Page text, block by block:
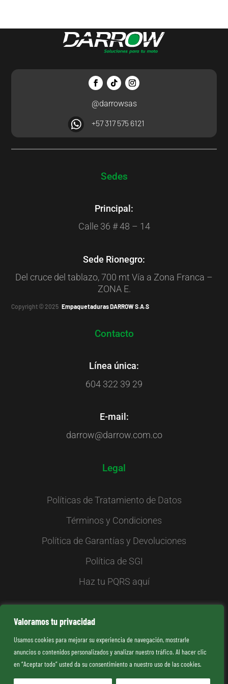
Valoramos tu privacidad
Usamos cookies para mejorar su experiencia de navegación, mostrarle
anuncios o contenidos personalizados y analizar nuestro tráfico. Al hacer clic
en “Aceptar todo” usted da su consentimiento a nuestro uso de las cookies.
@darrowsas
+57 317 575 6121
Sedes
Principal:
Calle 36 # 48 – 14
Sede Rionegro:
Del cruce del tablazo, 700 mt Vía a Zona Franca –
ZONA E.
Copyright © 2025Empaquetaduras DARROW S.A.S
Contacto
Línea única:
604 322 39 29
E-mail:
darrow@darrow.com.co
Legal
Políticas de Tratamiento de Datos
Términos y Condiciones
Política de Garantías y Devoluciones
Política de SGI
Haz tu PQRS aquí
Kiosko
Tienda virtual